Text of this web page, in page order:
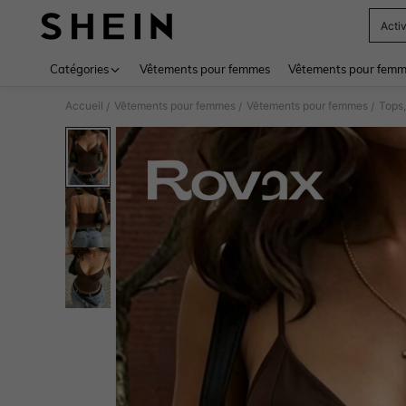
Catégories Vêtements pour femmes Vêtements pour
Accueil / Vêtements pour femmes / Vêtements pour femmes /